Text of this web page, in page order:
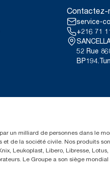
Contactez-
service-
+216 71
52 Rue
un milliard de personnes dans le
de la société civile. Nos produits
Leukoplast, Libero, Libresse,
Le Groupe a son siège